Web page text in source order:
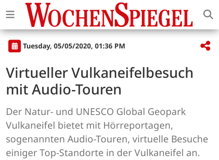
Tuesday, 05/05/2020, 01:36 PM
Virtueller Vulkaneifelbesuch
mit Audio-Touren
Der Natur- und UNESCO Global Geopark
Vulkaneifel bietet mit Hörreportagen,
sogenannten Audio-Touren, virtuelle Besuche
einiger Top-Standorte in der Vulkaneifel an.